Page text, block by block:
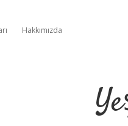
Hakkımızda